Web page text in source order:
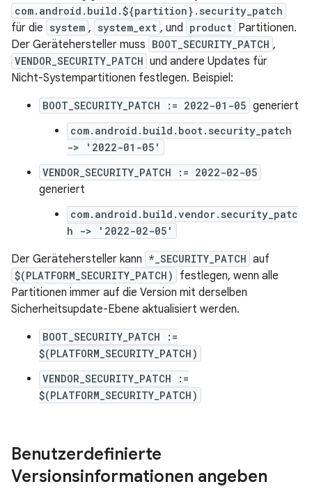
com.android.build.${partition}.security_patch
für die system , system_ext , und product Partitionen.
Der Gerätehersteller muss BOOT_SECURITY_PATCH ,
VENDOR_SECURITY_PATCH und andere Updates für
Nicht-Systempartitionen festlegen. Beispiel:
BOOT_SECURITY_PATCH := 2022-01-05 generiert
com.android.build.boot.security_patch
-> '2022-01-05'
VENDOR_SECURITY_PATCH := 2022-02-05
generiert
com.android.build.vendor.security_patc
h -> '2022-02-05'
Der Gerätehersteller kann *_SECURITY_PATCH auf
$(PLATFORM_SECURITY_PATCH)
festlegen, wenn alle
Partitionen immer auf die Version mit derselben
Sicherheitsupdate-Ebene aktualisiert werden.
BOOT_SECURITY_PATCH :=
$(PLATFORM_SECURITY_PATCH)
VENDOR_SECURITY_PATCH :=
$(PLATFORM_SECURITY_PATCH)
Benutzerdefinierte
Versionsinformationen angeben